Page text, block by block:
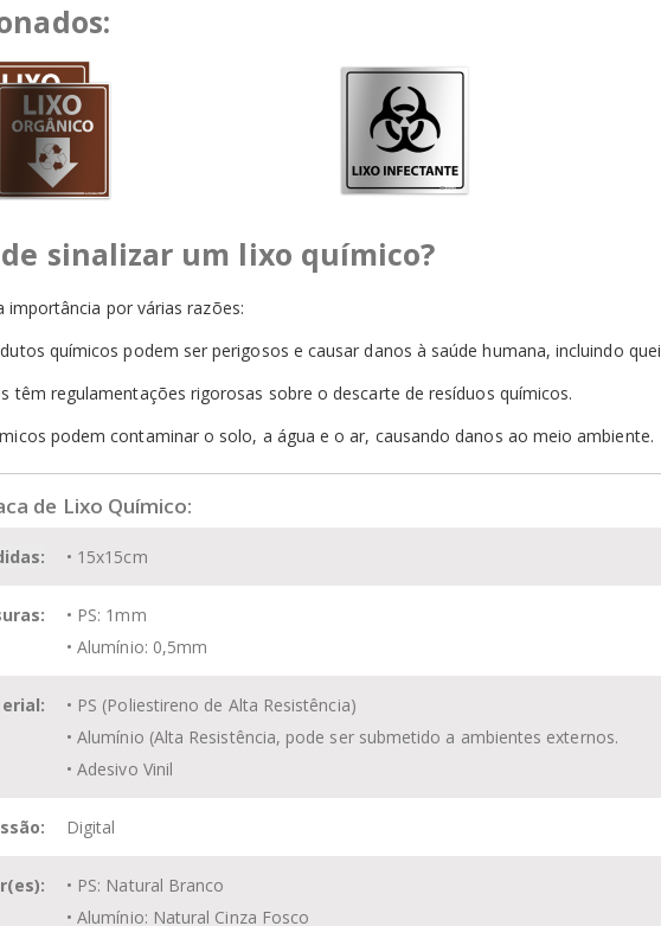
sinalizar um lixo químico?
importância por várias razões:
químicos podem ser perigosos e causar danos à saúde humana, incluindo
têm regulamentações rigorosas sobre o descarte de resíduos químicos.
podem contaminar o solo, a água e o ar, causando danos ao meio ambiente.
de Lixo Químico:
• 15x15cm
• PS: 1mm
• Alumínio: 0,5mm
• PS (Poliestireno de Alta Resistência)
• Alumínio (Alta Resistência, pode ser submetido a ambientes externos.
• Adesivo Vinil
Digital
• PS: Natural Branco
• Alumínio: Natural Cinza Fosco